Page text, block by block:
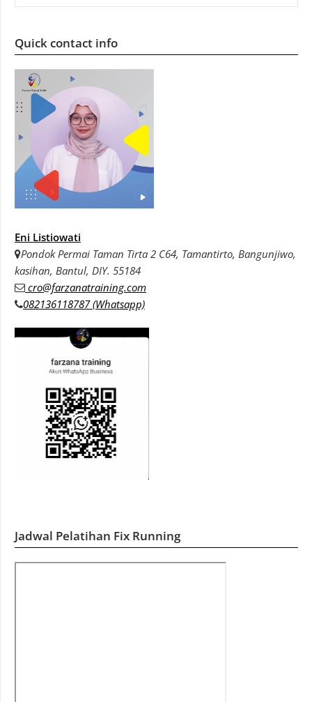
Quick contact info
Eni Listiowati
Pondok Permai Taman Tirta 2 C64, Tamantirto, Bangunjiwo,
kasihan, Bantul, DIY. 55184
cro@farzanatraining.com
082136118787 (Whatsapp)
Jadwal Pelatihan Fix Running